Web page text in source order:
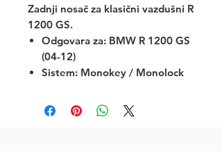
Zadnji nosač za klasični vazdušni R
1200 GS.
Odgovara za: BMW R 1200 GS
(04-12)
Sistem: Monokey / Monolock